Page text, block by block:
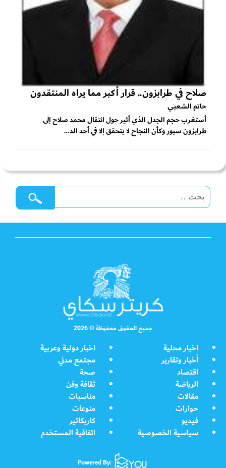
صلاح في طرابزون.. قرار أكبر مما يراه المنتقدون
حاتم الشعبي
أستغرب حجم الجدل الذي أثير حول انتقال محمد صلاح إلى
طرابزون سبور وكأن النجاح لا يتحقق إلا في أحد الد...
جميع الحقوق محفوظة © 2026
اخبار محلية
اخبار دولية وعربية
أخبار وتقارير
مجتمع مدني
اقتصاد
صحة
الرياضة
ثقافة وفن
مقالات
مناسبات
حوارات
منوعات
فيديو
كاريكاتير
سياسية الخصوصية
اتفاقية المستخدم
Powered By: